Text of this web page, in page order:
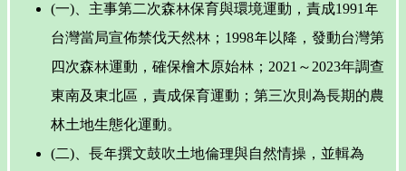
(一)、主事第二次森林保育與環境運動，責成1991年
台灣當局宣佈禁伐天然林；1998年以降，發動台灣第
四次森林運動，確保檜木原始林；2021～2023年調查
東南及東北區，責成保育運動；第三次則為長期的農
林土地生態化運動。
(二)、長年撰文鼓吹土地倫理與自然情操，並輯為